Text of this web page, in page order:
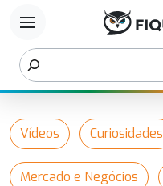
menu
Vídeos Curiosidades
Mercado e Negócios